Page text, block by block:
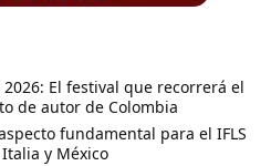
El festival que recorrerá el
de autor de Colombia
fundamental para el IFLS
y México